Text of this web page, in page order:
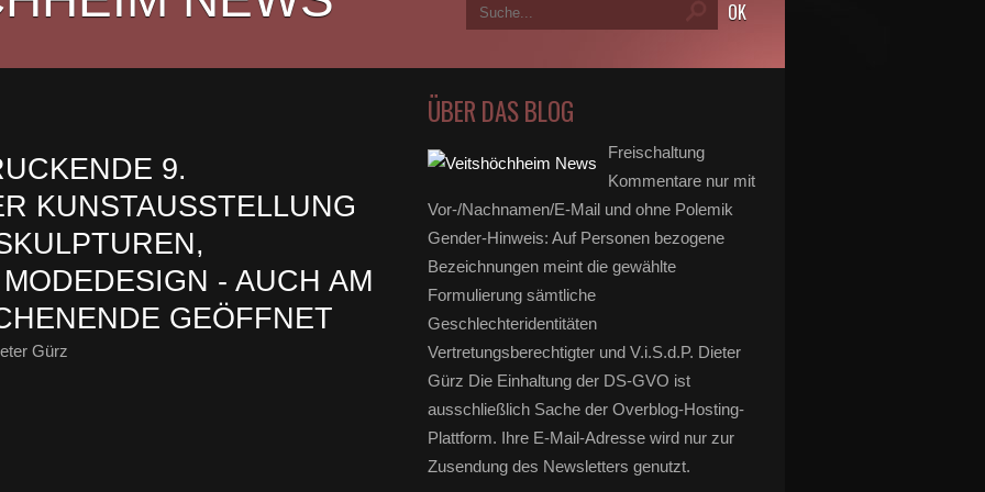
9.
KUNSTAUSSTELLUNG
- AUCH AM
GEÖFFNET
Gürz
ÜBER DAS BLOG
Freischaltung
Kommentare nur mit
Vor-/Nachnamen/E-Mail und ohne Polemik
Gender-Hinweis: Auf Personen bezogene
Bezeichnungen meint die gewählte
Formulierung sämtliche
Geschlechteridentitäten
Vertretungsberechtigter und V.i.S.d.P. Dieter
Gürz Die Einhaltung der DS-GVO ist
ausschließlich Sache der Overblog-Hosting-
Plattform. Ihre E-Mail-Adresse wird nur zur
Zusendung des Newsletters genutzt.